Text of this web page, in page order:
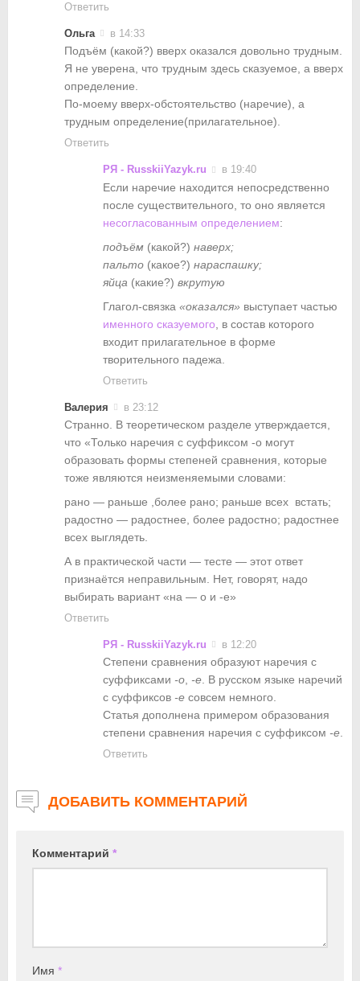
Ответить
Ольга в 14:33
Подъём (какой?) вверх оказался довольно трудным.
Я не уверена, что трудным здесь сказуемое, а вверх
определение.
По-моему вверх-обстоятельство (наречие), а
трудным определение(прилагательное).
Ответить
РЯ - RusskiiYazyk.ru в 19:40
Если наречие находится непосредственно
после существительного, то оно является
несогласованным определением:
подъём (какой?) наверх;
пальто (какое?) нараспашку;
яйца (какие?) вкрутую
Глагол-связка «оказался» выступает частью
именного сказуемого , в состав которого
входит прилагательное в форме
творительного падежа.
Ответить
Валерия в 23:12
Странно. В теоретическом разделе утверждается,
что «Только наречия с суффиксом -о могут
образовать формы степеней сравнения, которые
тоже являются неизменяемыми словами:
рано — раньше ,более рано; раньше всех встать;
радостно — радостнее, более радостно; радостнее
всех выглядеть.
А в практической части — тесте — этот ответ
признаётся неправильным. Нет, говорят, надо
выбирать вариант «на — о и -е»
Ответить
РЯ - RusskiiYazyk.ru в 12:20
Степени сравнения образуют наречия с
суффиксами -о -е . В русском языке наречий
с суффиксов -е совсем немного.
Статья дополнена примером образования
степени сравнения наречия с суффиксом -е
Ответить
ДОБАВИТЬ КОММЕНТАРИЙ
Комментарий *
Имя *